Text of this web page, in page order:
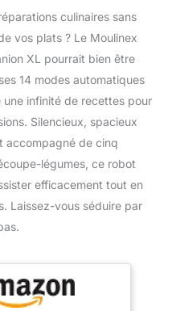
culinaires sans
vos plats ? Le Moulinex
XL pourrait bien être
14 modes automatiques
une infinité de recettes pour
Silencieux, spacieux
accompagné de cinq
légumes, ce robot
efficacement tout en
Laissez-vous séduire par